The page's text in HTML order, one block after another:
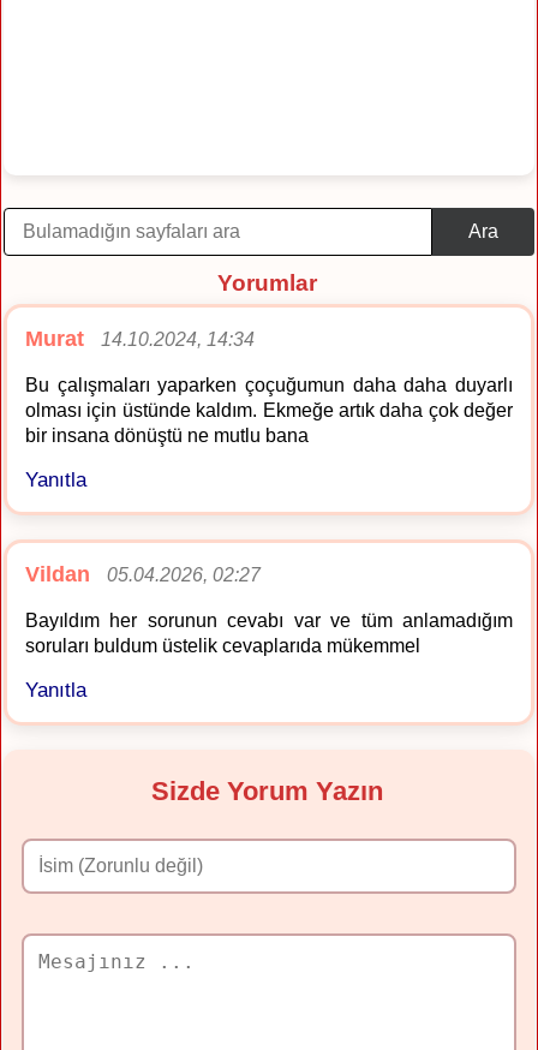
Ara
Yorumlar
Murat 14.10.2024, 14:34
Bu çalışmaları yaparken çoçuğumun daha daha duyarlı
olması için üstünde kaldım. Ekmeğe artık daha çok değer
bir insana dönüştü ne mutlu bana
Yanıtla
Vildan 05.04.2026, 02:27
Bayıldım her sorunun cevabı var ve tüm anlamadığım
soruları buldum üstelik cevaplarıda mükemmel
Yanıtla
Sizde Yorum Yazın